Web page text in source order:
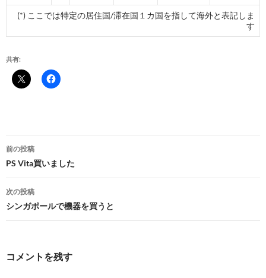
(*) ここでは特定の居住国/滞在国１カ国を指して海外と表記しま
す
共有:
投
稿
ナ
ビ
ゲ
前の投稿
PS Vita買いました
次の投稿
シンガポールで機器を買うと
コメントを残す